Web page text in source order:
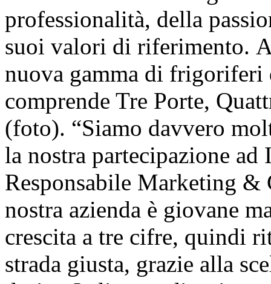
professionalità, della
suoi valori di riferimento.
nuova gamma di
comprende Tre Porte,
(foto). “Siamo davvero
la nostra partecipazione
Responsabile Marketing &
nostra azienda è giovane
crescita a tre cifre, quindi
strada giusta, grazie alla